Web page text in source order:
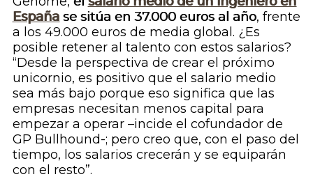
Españase sitúa en 37.000 euros al año, frente
a los 49.000 euros de media global. ¿Es
posible retener al talento con estos salarios?
“Desde la perspectiva de crear el próximo
unicornio, es positivo que el salario medio
sea más bajo porque eso significa que las
empresas necesitan menos capital para
empezar a operar –incide el cofundador de
GP Bullhound-; pero creo que, con el paso del
tiempo, los salarios crecerán y se equiparán
con el resto”.